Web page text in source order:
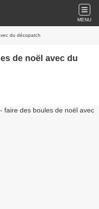
MENU
du décopatch
de noël avec du